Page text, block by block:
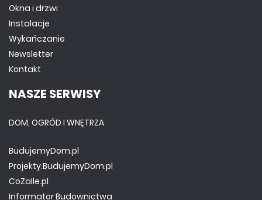
Okna i drzwi
Instalacje
Wykańczanie
Newsletter
Kontakt
NASZE SERWISY
DOM, OGRÓD I WNĘTRZA
BudujemyDom.pl
Projekty.BudujemyDom.pl
CoZaIle.pl
Informator Budownictwa